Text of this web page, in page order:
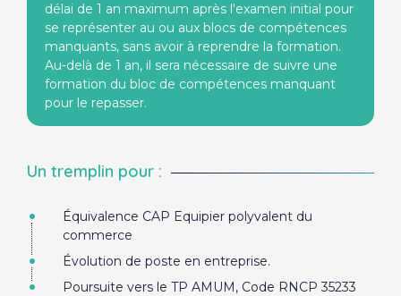
délai de 1 an maximum après l'examen initial pour
se représenter au ou aux blocs de compétences
manquants, sans avoir à reprendre la formation.
Au-delà de 1 an, il sera nécessaire de suivre une
formation du bloc de compétences manquant
pour le repasser.
Un tremplin pour :
Équivalence CAP Equipier polyvalent du
commerce
Évolution de poste en entreprise.
Poursuite vers le TP AMUM, Code RNCP 35233